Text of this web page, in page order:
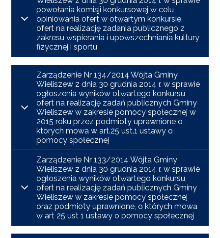
powołania komisji konkursowej w celu
opiniowania ofert w otwartym konkursie
ofert na realizację zadania publicznego z
zakresu wspierania i upowszechniania kultury
fizycznej i sportu
Zarządzenie Nr 134/2014 Wójta Gminy
Wieliszew z dnia 30 grudnia 2014 r. w sprawie
ogłoszenia wyników otwartego konkursu
ofert na realizację zadań publicznych Gminy
Wieliszew w zakresie pomocy społecznej w
2015 roku przez podmioty uprawnione o
których mowa w art.25 ust.1 ustawy o
pomocy społecznej
Zarządzenie Nr 133/2014 Wójta Gminy
Wieliszew z dnia 30 grudnia 2014 r. w sprawie
ogłoszenia wyników otwartego konkursu
ofert na realizację zadań publicznych Gminy
Wieliszew w zakresie pomocy społecznej
oraz podmioty uprawnione, o których mowa
w art 25 ust 1 ustawy o pomocy społecznej